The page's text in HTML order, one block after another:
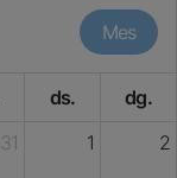
Mes
ds.
dg.
31 1 2